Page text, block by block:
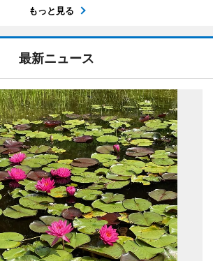
もっと見る
最新ニュース